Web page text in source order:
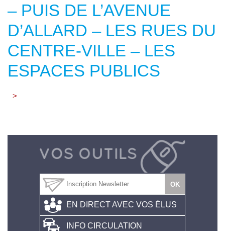
– PUIS DE L’AVENUE
D’ALLARD – LES RUES DU
CENTRE-VILLE – LES
ESPACES PUBLICS
>
EN DIRECT AVEC VOS ÉLUS
INFO CIRCULATION